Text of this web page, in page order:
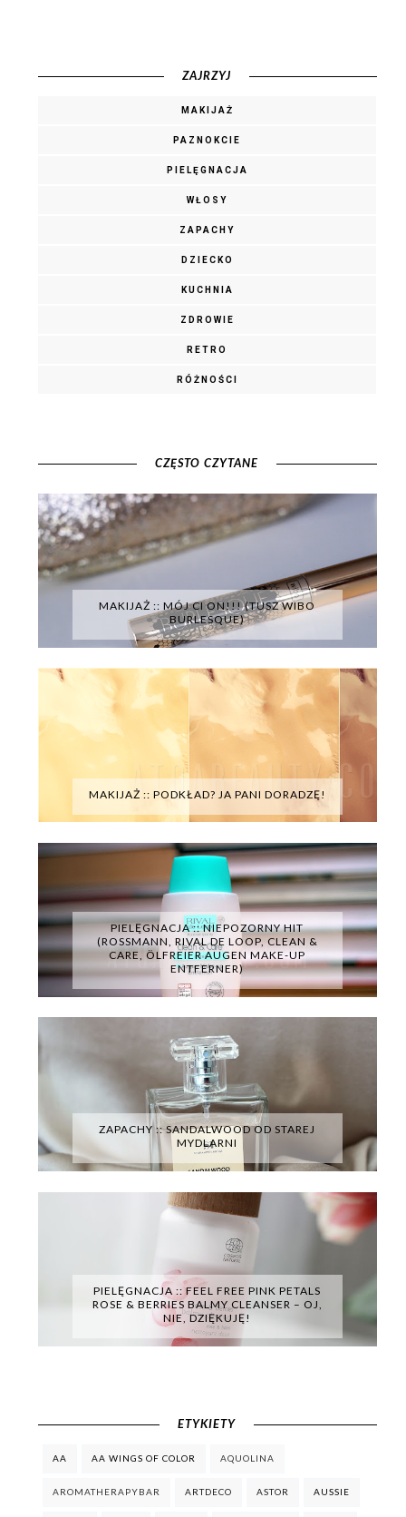
ZAJRZYJ
MAKIJAŻ
PAZNOKCIE
PIELĘGNACJA
WŁOSY
ZAPACHY
DZIECKO
KUCHNIA
ZDROWIE
RETRO
RÓŻNOŚCI
CZĘSTO CZYTANE
MAKIJAŻ :: MÓJ CI ON!!! (TUSZ WIBO
BURLESQUE)
MAKIJAŻ :: PODKŁAD? JA PANI DORADZĘ!
PIELĘGNACJA :: NIEPOZORNY HIT
(ROSSMANN, RIVAL DE LOOP, CLEAN &
CARE, ÖLFREIER AUGEN MAKE-UP
ENTFERNER)
ZAPACHY :: SANDALWOOD OD STAREJ
MYDLARNI
PIELĘGNACJA :: FEEL FREE PINK PETALS
ROSE & BERRIES BALMY CLEANSER – OJ,
NIE, DZIĘKUJĘ!
ETYKIETY
AA AA WINGS OF COLOR AQUOLINA
AROMATHERAPYBAR ARTDECO ASTOR AUSSIE